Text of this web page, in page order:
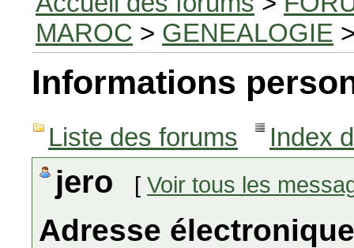
MAROC > GENEALOGIE
Informations
Liste des forums Index
jero [ Voir tous les
Adresse